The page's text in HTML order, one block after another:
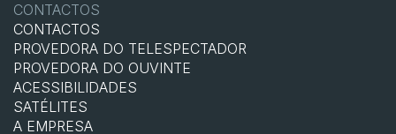
CONTACTOS
CONTACTOS
PROVEDORA DO TELESPECTADOR
PROVEDORA DO OUVINTE
ACESSIBILIDADES
SATÉLITES
A EMPRESA